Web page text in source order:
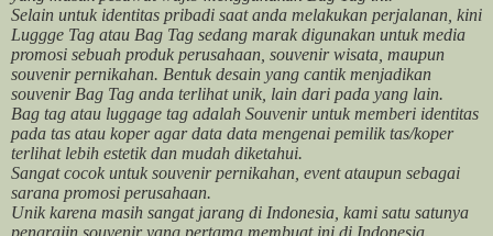
Selain untuk identitas pribadi saat anda melakukan perjalanan, kini
Luggge Tag atau Bag Tag sedang marak digunakan untuk media
promosi sebuah produk perusahaan, souvenir wisata, maupun
souvenir pernikahan. Bentuk desain yang cantik menjadikan
souvenir Bag Tag anda terlihat unik, lain dari pada yang lain.
Bag tag atau luggage tag adalah Souvenir untuk memberi identitas
pada tas atau koper agar data data mengenai pemilik tas/koper
terlihat lebih estetik dan mudah diketahui.
Sangat cocok untuk souvenir pernikahan, event ataupun sebagai
sarana promosi perusahaan.
Unik karena masih sangat jarang di Indonesia, kami satu satunya